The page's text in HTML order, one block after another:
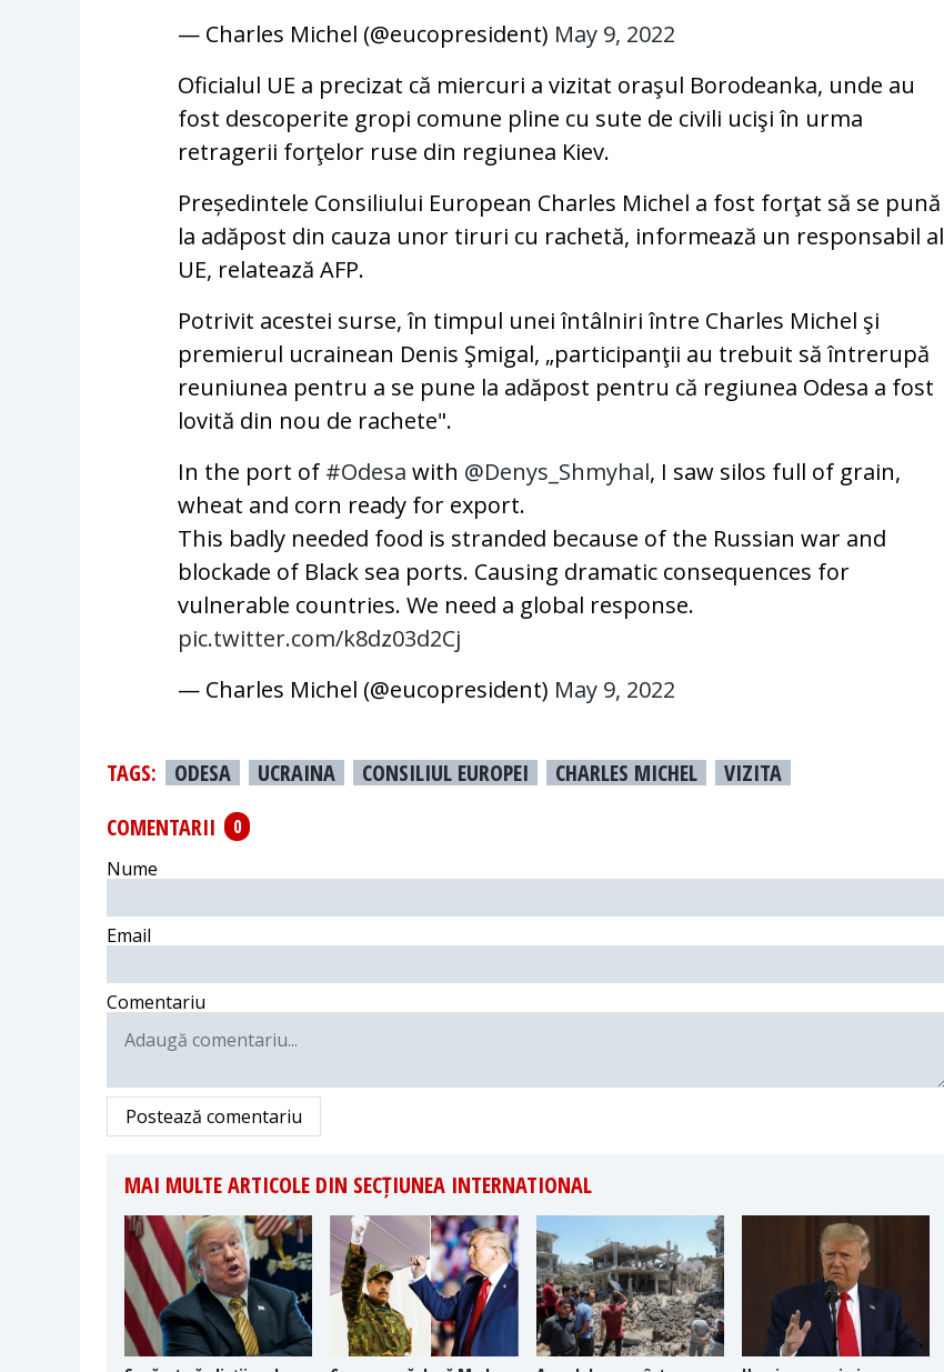
— Charles Michel (@eucopresident) May 9, 2022
Oficialul UE a precizat că miercuri a vizitat oraşul Borodeanka, unde au
fost descoperite gropi comune pline cu sute de civili ucişi în urma
retragerii forţelor ruse din regiunea Kiev.
Președintele Consiliului European Charles Michel a fost forţat să se pună
la adăpost din cauza unor tiruri cu rachetă, informează un responsabil al
UE, relatează AFP.
Potrivit acestei surse, în timpul unei întâlniri între Charles Michel şi
premierul ucrainean Denis Şmigal, „participanţii au trebuit să întrerupă
reuniunea pentru a se pune la adăpost pentru că regiunea Odesa a fost
lovită din nou de rachete".
In the port of #Odesa with @Denys_Shmyhal, I saw silos full of grain,
wheat and corn ready for export.
This badly needed food is stranded because of the Russian war and
blockade of Black sea ports. Causing dramatic consequences for
vulnerable countries. We need a global response.
pic.twitter.com/k8dz03d2Cj
— Charles Michel (@eucopresident) May 9, 2022
TAGS: ODESA UCRAINA CONSILIUL EUROPEI CHARLES MICHEL
VIZITA
COMENTARII
0
Nume
Email
Comentariu
Postează comentariu
MAI MULTE ARTICOLE DIN SECȚIUNEA INTERNATIONAL